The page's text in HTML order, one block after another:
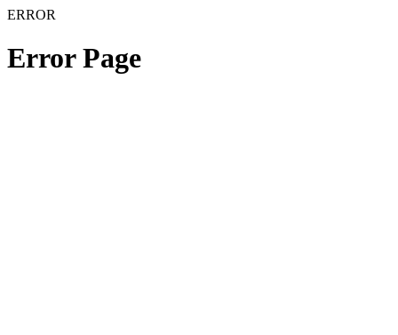
ERROR
Error Page